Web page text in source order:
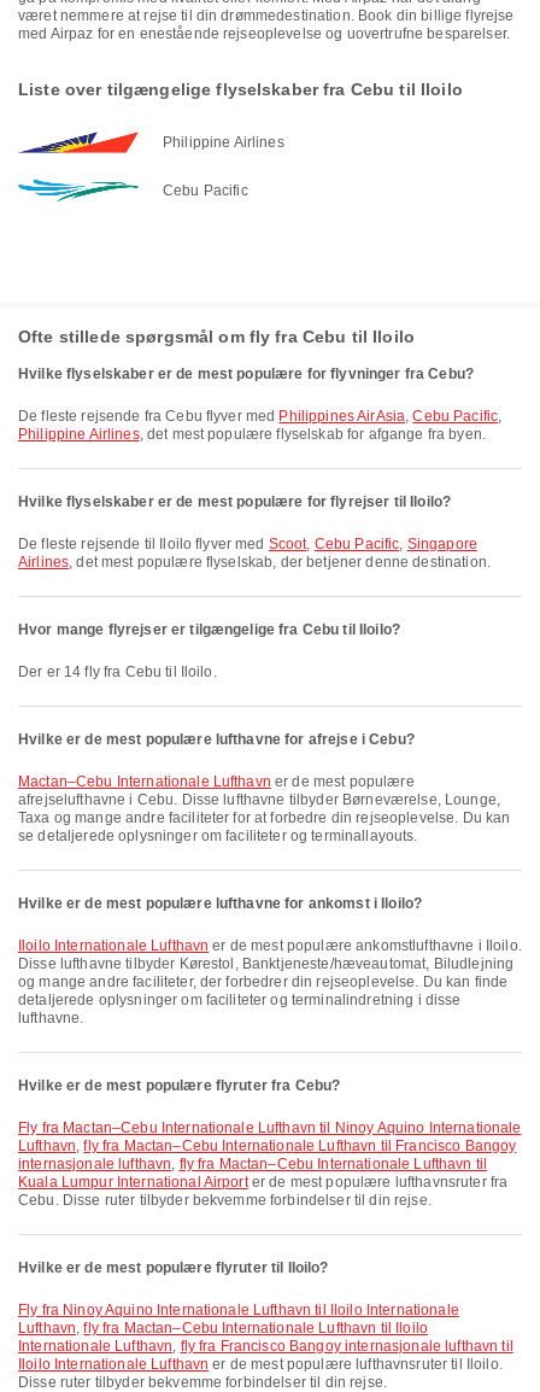
været nemmere at rejse til din drømmedestination. Book din billige flyrejse
med Airpaz for en enestående rejseoplevelse og uovertrufne besparelser.
Liste over tilgængelige flyselskaber fra Cebu til Iloilo
Philippine Airlines
Cebu Pacific
Ofte stillede spørgsmål om fly fra Cebu til Iloilo
Hvilke flyselskaber er de mest populære for flyvninger fra Cebu?
De fleste rejsende fra Cebu flyver med Philippines AirAsia,Cebu Pacific,
Philippine Airlines, det mest populære flyselskab for afgange fra byen.
Hvilke flyselskaber er de mest populære for flyrejser til Iloilo?
De fleste rejsende til Iloilo flyver med Scoot, Cebu Pacific, Singapore
Airlines, det mest populære flyselskab, der betjener denne destination.
Hvor mange flyrejser er tilgængelige fra Cebu til Iloilo?
Der er 14 fly fra Cebu til Iloilo.
Hvilke er de mest populære lufthavne for afrejse i Cebu?
Mactan–Cebu Internationale Lufthavn er de mest populære
afrejselufthavne i Cebu. Disse lufthavne tilbyder Børneværelse, Lounge,
Taxa og mange andre faciliteter for at forbedre din rejseoplevelse. Du kan
se detaljerede oplysninger om faciliteter og terminallayouts.
Hvilke er de mest populære lufthavne for ankomst i Iloilo?
Iloilo Internationale Lufthavn er de mest populære ankomstlufthavne i Iloilo.
Disse lufthavne tilbyder Kørestol, Banktjeneste/hæveautomat, Biludlejning
og mange andre faciliteter, der forbedrer din rejseoplevelse. Du kan finde
detaljerede oplysninger om faciliteter og terminalindretning i disse
lufthavne.
Hvilke er de mest populære flyruter fra Cebu?
fly fra Mactan–Cebu Internationale Lufthavn til Ninoy Aquino Internationale
Lufthavn,fly fra Mactan–Cebu Internationale Lufthavn til Francisco Bangoy
internasjonale lufthavn, fly fra Mactan–Cebu Internationale Lufthavn til
Kuala Lumpur International Airporter de mest populære lufthavnsruter fra
Cebu. Disse ruter tilbyder bekvemme forbindelser til din rejse.
Hvilke er de mest populære flyruter til Iloilo?
fly fra Ninoy Aquino Internationale Lufthavn til Iloilo Internationale
Lufthavn,fly fra Mactan–Cebu Internationale Lufthavn til Iloilo
Internationale Lufthavn, fly fra Francisco Bangoy internasjonale lufthavn til
Iloilo Internationale Lufthavn er de mest populære lufthavnsruter til Iloilo.
Disse ruter tilbyder bekvemme forbindelser til din rejse.